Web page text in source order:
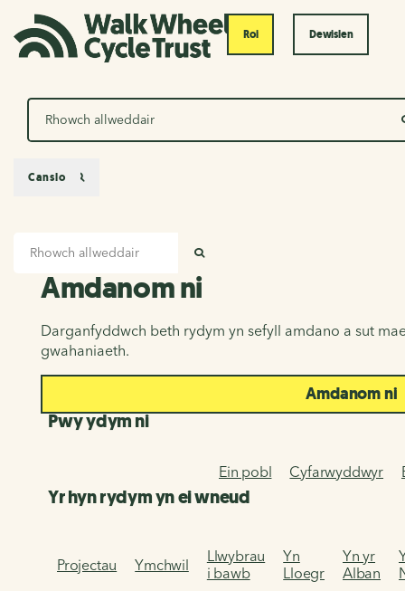
Roi Dewislen
Chwilio
Amdanom ni
Amdanom ni
Darganfyddwch beth rydym yn sefyll amdano a sut
gwahaniaeth.
Amdanom ni
Pwy ydym ni
Ein pobl Cyfarwyddwyr
Yr hyn rydym yn ei wneud
Projectau Ymchwil
Llwybrau
i bawb
Yn
Lloegr
Yn yr
Alban
Canslo